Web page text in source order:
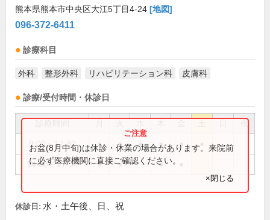
熊本県熊本市中央区大江5丁目4-24 [地図]
096-372-6411
診療科目
外科 整形外科 リハビリテーション科 皮膚科
診療/受付時間・休診日
祝
9:00～12:30 ● ● ● ● ●
14:00～17:30 ● ● ●
お盆(8月中旬)は休診・休業の場合があります。来院前
に必ず医療機関に直接ご確認ください。
×閉じる
休診日: 水・土午後、日、祝